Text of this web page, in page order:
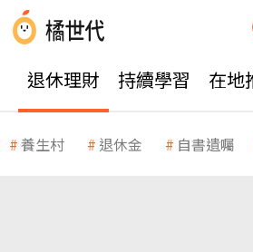
退休理財 持續學習 在地
養生村 退休金 自書遺囑